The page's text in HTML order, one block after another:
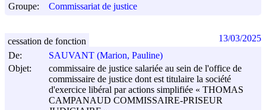
Groupe:
Commissariat de justice
De:
SAUVANT (Marion, Pauline)
Objet:
commissaire de justice salariée au sein de l'office de
commissaire de justice dont est titulaire la société
d'exercice libéral par actions simplifiée « THOMAS
CAMPANAUD COMMISSAIRE-PRISEUR
cessation de fonction 13/03/2025